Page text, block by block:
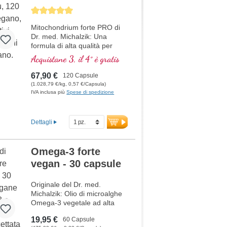
Maggiori informazioni per
Madri che Allattano –
Allattamento
Average rating of 5 out of 5 stars
Mitochondrium forte PRO di
Dr. med. Michalzik: Una
formula di alta qualità per
supportare il metabolismo
energetico e la salute
cellulare. Include NADH, Q10,
Resveratrolo e Tiamina, che
promuovono il metabolismo
forma di Sodium-R-Lipoato.
Sigillatura senza alluminio e
garantiscono la massima
qualità. Sviluppato da medici.
Mitochondrium forte PRO
Acquistane 3, il 4° è gratis
67,90 € 120 Capsule
(1.028,79 €/kg, 0,57 €/Capsula)
IVA inclusa piùSpese di spedizione
Dettagli
Omega-3 forte
vegan - 30 capsule
Originale del Dr. med.
Michalzik: Olio di microalghe
Omega-3 vegetale ad alta
sp. Omega-3 forte vegan
19,95 € 60 Capsule